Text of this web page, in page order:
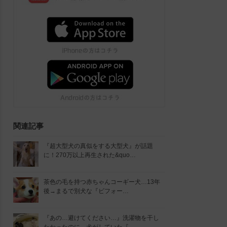
関連記事
『超大型犬の真似をする大型犬』が話題
に！270万以上再生された&quo…
茶色の毛を持つ赤ちゃんコーギー犬…13年
後→まるで別犬な『ビフォー…
『あの…避けてください…』洗濯物を干し